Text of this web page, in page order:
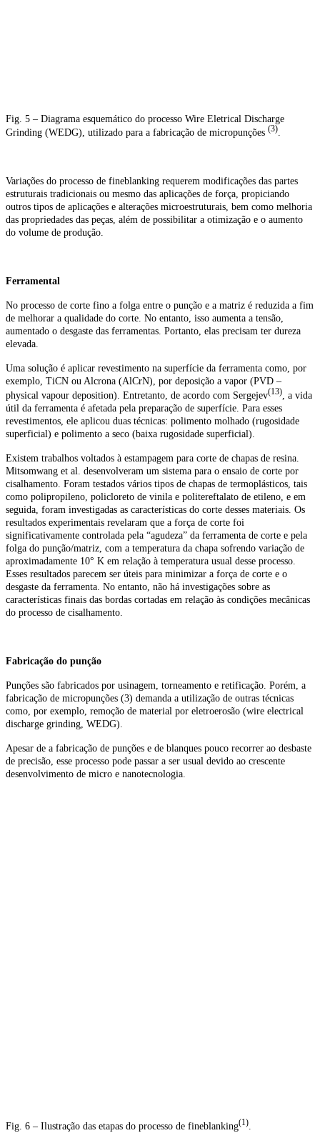
Fig. 5 – Diagrama esquemático do processo Wire Eletrical Discharge
Grinding (WEDG), utilizado para a fabricação de micropunções (3).
Variações do processo de fineblanking requerem modificações das partes
estruturais tradicionais ou mesmo das aplicações de força, propiciando
outros tipos de aplicações e alterações microestruturais, bem como melhoria
das propriedades das peças, além de possibilitar a otimização e o aumento
do volume de produção.
Ferramental
No processo de corte fino a folga entre o punção e a matriz é reduzida a fim
de melhorar a qualidade do corte. No entanto, isso aumenta a tensão,
aumentado o desgaste das ferramentas. Portanto, elas precisam ter dureza
elevada.
Uma solução é aplicar revestimento na superfície da ferramenta como, por
exemplo, TiCN ou Alcrona (AlCrN), por deposição a vapor (PVD –
physical vapour deposition). Entretanto, de acordo com Sergejev(13) , a vida
útil da ferramenta é afetada pela preparação de superfície. Para esses
revestimentos, ele aplicou duas técnicas: polimento molhado (rugosidade
superficial) e polimento a seco (baixa rugosidade superficial).
Existem trabalhos voltados à estampagem para corte de chapas de resina.
Mitsomwang et al. desenvolveram um sistema para o ensaio de corte por
cisalhamento. Foram testados vários tipos de chapas de termoplásticos, tais
como polipropileno, policloreto de vinila e politereftalato de etileno, e em
seguida, foram investigadas as características do corte desses materiais. Os
resultados experimentais revelaram que a força de corte foi
significativamente controlada pela “agudeza” da ferramenta de corte e pela
folga do punção/matriz, com a temperatura da chapa sofrendo variação de
aproximadamente 10° K em relação à temperatura usual desse processo.
Esses resultados parecem ser úteis para minimizar a força de corte e o
desgaste da ferramenta. No entanto, não há investigações sobre as
características finais das bordas cortadas em relação às condições mecânicas
do processo de cisalhamento.
Fabricação do punção
Punções são fabricados por usinagem, torneamento e retificação. Porém, a
fabricação de micropunções (3) demanda a utilização de outras técnicas
como, por exemplo, remoção de material por eletroerosão (wire electrical
discharge grinding, WEDG).
Apesar de a fabricação de punções e de blanques pouco recorrer ao desbaste
de precisão, esse processo pode passar a ser usual devido ao crescente
desenvolvimento de micro e nanotecnologia.
Fig. 6 – Ilustração das etapas do processo de fineblanking(1)